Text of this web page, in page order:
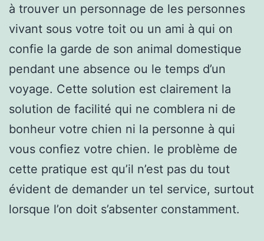
à trouver un personnage de les personnes
vivant sous votre toit ou un ami à qui on
confie la garde de son animal domestique
pendant une absence ou le temps d’un
voyage. Cette solution est clairement la
solution de facilité qui ne comblera ni de
bonheur votre chien ni la personne à qui
vous confiez votre chien. le problème de
cette pratique est qu’il n’est pas du tout
évident de demander un tel service, surtout
lorsque l’on doit s’absenter constamment.